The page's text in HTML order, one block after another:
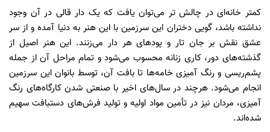
کمتر خانه‌ای در چالش تر می‌توان یافت که یک دار قالی در آن وجود
نداشته باشد، گویی دختران این سرزمین با این هنر به دنیا آمده و از سر
عشق نقش بر جان تار و پودهای هر دار می‌زنند. این هنر اصیل از
گذشته‌های دور، کاری زنانه محسوب می‌شود و تمام مراحل آن از جمله
پشم‌ریسی و رنگ آمیزی خامه‌ها تا بافت آن، توسط بانوان این سرزمین
انجام می‌شود. هرچند در سال‌های اخیر با صنعتی شدن کارگاه‌های رنگ
آمیزی، مردان نیز در تأمین مواد اولیه و تولید فرش‌های دستبافت سهیم
شده‌اند.